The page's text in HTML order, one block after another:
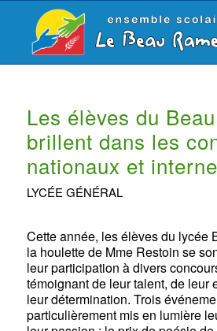
Les élèves du
brillent dans les
nationaux et
LYCÉE GÉNÉRAL
Cette année, les élèves du lycée
la houlette de Mme Restoin se
leur participation à divers
témoignant de leur talent, de leur
leur détermination. Trois
particulièrement mis en lumière